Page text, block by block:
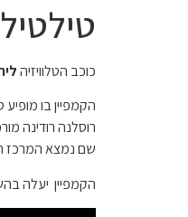
כוכב הטלוויזיה
הקמפיין בו
שם נמצא המרכז
הקמפיין יעלה בהשקעה של 220,000 ₪ והוא נעשה על ידי דניאל טופז יועץ יזמי, נועם ראובני מנהל תוכן ותסריטאי, עמרי